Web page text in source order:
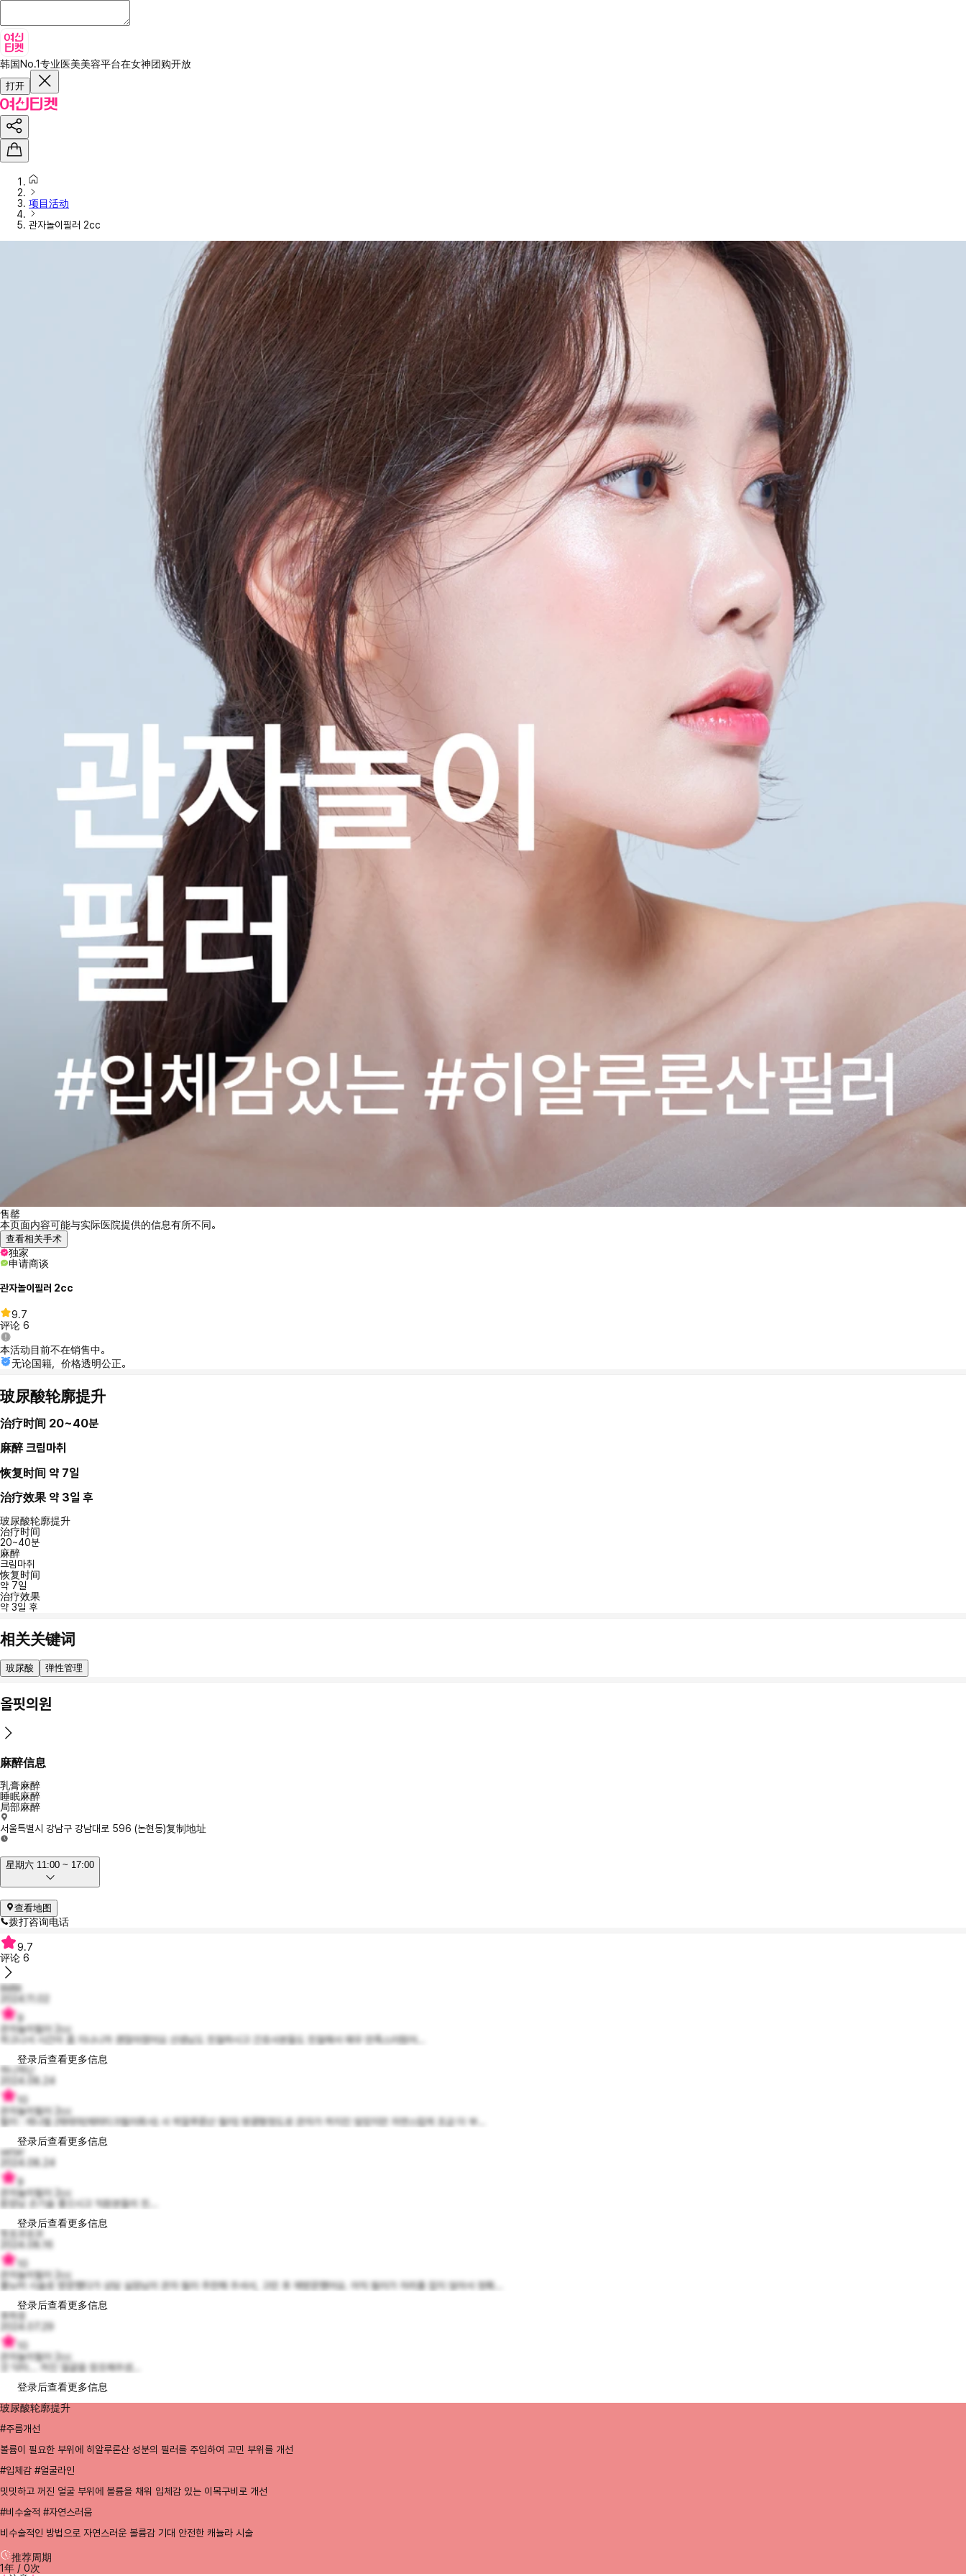
韩国No.1专业医美美容平台在女神团购开放
打开
项目活动
관자놀이필러 2cc
售罄
本页面内容可能与实际医院提供的信息有所不同。
查看相关手术
独家
申请商谈
관자놀이필러 2cc
9.7
评论 6
本活动目前不在销售中。
无论国籍，价格透明公正。
玻尿酸轮廓提升
治疗时间 20~40분
麻醉 크림마취
恢复时间 약 7일
治疗效果 약 3일 후
玻尿酸轮廓提升
治疗时间
20~40분
麻醉
크림마취
恢复时间
약 7일
治疗效果
약 3일 후
相关关键词
玻尿酸 弹性管理
올핏의원
麻醉信息
乳膏麻醉
睡眠麻醉
局部麻醉
서울특별시 강남구 강남대로 596 (논현동)复制地址
星期六 11:00 ~ 17:00
查看地图
拨打咨询电话
9.7
评论 6
liliillili
2024.11.02
9
관자놀이필러 2cc
하고나서 시간이 좀 지나니까 괜찮아졌어요 선생님도 친절하시고 간호사분들도 친절해서 매우 만족스러웠어...
登录后查看更多信息
하니하닌
2024.08.24
관자놀이필러 2cc
필러 : 레나필 (제테마(에피티크필러회사) 사 히알루론산 필러) 땅콩형정도로 관자가 꺼지진 않았지만 자연스럽게 조금 더 부...
登录后查看更多信息
veter
2024.08.24
9
관자놀이필러 2cc
원장님 손기술 좋으시고 직원분들이 친...
登录后查看更多信息
핫초코초코
2024.08.16
관자놀이필러 2cc
볼뉴머 시술로 방문했다가 상담 실장님이 관자 필러 추천해 주셔서, 고민 후 재방문했어요. 아직 필러가 자리를 잡지 않아서 정확...
登录后查看更多信息
후하호
2024.07.29
관자놀이필러 2cc
갓 닥터... 꺼진 얼굴을 창조해주셨...
登录后查看更多信息
玻尿酸轮廓提升
#주름개선
볼륨이 필요한 부위에 히알루론산 성분의 필러를 주입하여 고민 부위를 개선
#입체감 #얼굴라인
밋밋하고 꺼진 얼굴 부위에 볼륨을 채워 입체감 있는 이목구비로 개선
#비수술적 #자연스러움
비수술적인 방법으로 자연스러운 볼륨감 기대 안전한 캐뉼라 시술
推荐周期
1年 / 0次